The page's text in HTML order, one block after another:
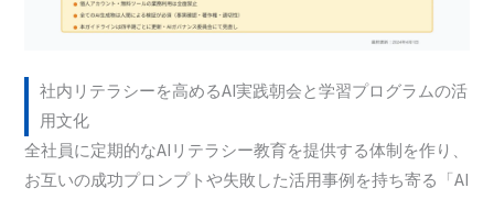
社内リテラシーを高めるAI実践朝会と学習プログラムの活
用文化
全社員に定期的なAIリテラシー教育を提供する体制を作り、
お互いの成功プロンプトや失敗した活用事例を持ち寄る「AI